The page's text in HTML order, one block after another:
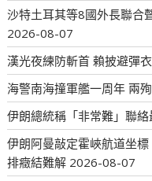
沙特土耳其等8國外長聯
2026-08-07
漢光夜練防斬首 賴披避彈
海警南海撞軍艦一周年 兩
伊朗總統稱「非常難」聯絡
伊朗阿曼敲定霍峽航道坐
排癥結難解 2026-08-07